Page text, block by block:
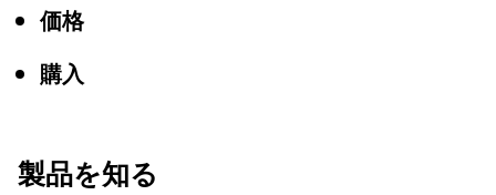
価格
購入
製品を知る